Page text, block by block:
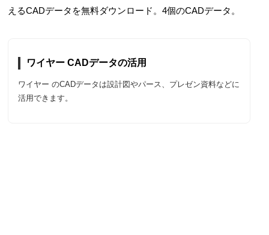
えるCADデータを無料ダウンロード。4個のCADデータ。
ワイヤー CADデータの活用
ワイヤー のCADデータは設計図やパース、プレゼン資料などに
活用できます。